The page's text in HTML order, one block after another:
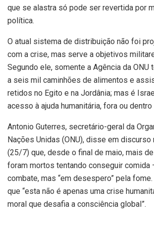
que se alastra só pode ser revertida por
política.
O atual sistema de distribuição não foi
com a crise, mas serve a objetivos
Segundo ele, somente a Agência da ONU
a seis mil caminhões de alimentos e
retidos no Egito e na Jordânia; mas é
acesso à ajuda humanitária, fora ou dentro
Antonio Guterres, secretário-geral da
Nações Unidas (ONU), disse em
(25/7) que, desde o final de maio, mais
foram mortos tentando conseguir comida
combate, mas “em desespero” pela
que “esta não é apenas uma crise
moral que desafia a consciência global”.